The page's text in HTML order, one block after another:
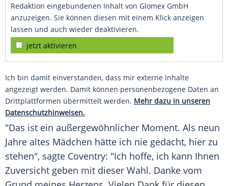
Redaktion eingebundenen Inhalt von Glomex GmbH
anzuzeigen. Sie können diesen mit einem Klick anzeigen
lassen und auch wieder deaktivieren.
jetzt aktivieren
Ich bin damit einverstanden, dass mir externe Inhalte
angezeigt werden. Damit können personenbezogene Daten an
Drittplattformen übermittelt werden. Mehr dazu in unseren
Datenschutzhinweisen.
"Das ist ein außergewöhnlicher Moment. Als neun
Jahre altes Mädchen hätte ich nie gedacht, hier zu
stehen", sagte Coventry: "Ich hoffe, ich kann Ihnen
Zuversicht geben mit dieser Wahl. Danke vom